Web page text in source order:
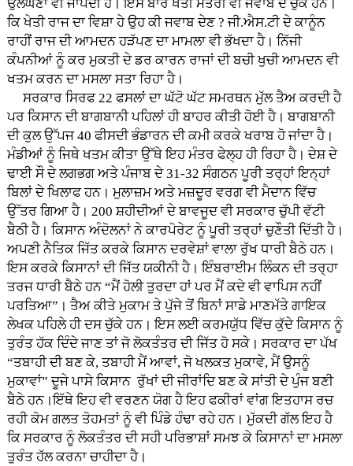
ਉਲੰਘਣਾ ਵੀ ਜਾਪਦੀ ਹੈ। ਇਸ ਬਾਰੇ ਖੇਤੀ ਮੰਤਰੀ ਵੀ ਜਵਾਬ ਦੇ ਚੁੱਕੇ ਹਨ।
ਕਿ ਖੇਤੀ ਰਾਜ ਦਾ ਵਿਸ਼ਾ ਹੇ ਉਹ ਕੀ ਜਵਾਬ ਦੇਣ ? ਜੀ.ਐਸ.ਟੀ ਦੇ ਕਾਨੂੰਨ
ਰਾਹੀਂ ਰਾਜ ਦੀ ਆਮਦਨ ਹੜੱਪਣ ਦਾ ਮਾਮਲਾ ਵੀ ਭੱਖਦਾ ਹੈ। ਨਿੱਜੀ
ਕੰਪਨੀਆਂ ਨੂੰ ਕਰ ਮੁਕਤੀ ਦੇ ਡਰ ਕਾਰਨ ਰਾਜਾਂ ਦੀ ਬਚੀ ਖੁਚੀ ਆਮਦਨ ਵੀ
ਖਤਮ ਕਰਨ ਦਾ ਮਸਲਾ ਸਤਾ ਰਿਹਾ ਹੈ।
ਸਰਕਾਰ ਸਿਰਫ 22 ਫਸਲਾਂ ਦਾ ਘੱਟੋ ਘੱਟ ਸਮਰਥਨ ਮੁੱਲ ਤੈਅ ਕਰਦੀ ਹੈ
ਪਰ ਕਿਸਾਨ ਦੀ ਬਾਗਬਾਨੀ ਪਹਿਲਾਂ ਹੀ ਬਾਹਰ ਕੀਤੀ ਹੋਈ ਹੈ। ਬਾਗਬਾਨੀ
ਦੀ ਕੁਲ ਉੱਪਜ 40 ਫੀਸਦੀ ਭੰਡਾਰਨ ਦੀ ਕਮੀ ਕਰਕੇ ਖਰਾਬ ਹੋ ਜਾਂਦਾ ਹੈ।
ਮੰਡੀਆਂ ਨੂੰ ਜਿਥੇ ਖਤਮ ਕੀਤਾ ਉੱਥੇ ਇਹ ਮੰਤਰ ਫੇਲ੍ਹ ਹੀ ਰਿਹਾ ਹੈ। ਦੇਸ਼ ਦੇ
ਢਾਈ ਸੌ ਦੇ ਲਗਭਗ ਅਤੇ ਪੰਜਾਬ ਦੇ 31-32 ਸੰਗਠਨ ਪੂਰੀ ਤਰ੍ਹਾਂ ਇਨ੍ਹਾਂ
ਬਿਲਾਂ ਦੇ ਖਿਲਾਫ ਹਨ। ਮੁਲਾਜ਼ਮ ਅਤੇ ਮਜ਼ਦੂਰ ਵਰਗ ਵੀ ਮੈਦਾਨ ਵਿੱਚ
ਉੱਤਰ ਗਿਆ ਹੈ। 200 ਸ਼ਹੀਦੀਆਂ ਦੇ ਬਾਵਜੂਦ ਵੀ ਸਰਕਾਰ ਚੁੱਪੀ ਵੱਟੀ
ਬੈਠੀ ਹੈ। ਕਿਸਾਨ ਅੰਦੋਲਨਾਂ ਨੇ ਕਾਰਪੋਰੇਟ ਨੂੰ ਪੂਰੀ ਤਰ੍ਹਾਂ ਚੁਣੌਤੀ ਦਿੱਤੀ ਹੈ।
ਅਪਣੀ ਨੈਤਿਕ ਜਿੱਤ ਕਰਕੇ ਕਿਸਾਨ ਦਰਵੇਸ਼ਾਂ ਵਾਲਾ ਰੁੱਖ ਧਾਰੀ ਬੈਠੇ ਹਨ।
ਇਸ ਕਰਕੇ ਕਿਸਾਨਾਂ ਦੀ ਜਿੱਤ ਯਕੀਨੀ ਹੈ। ਇੰਬਰਾਈਮ ਲਿੰਕਨ ਦੀ ਤਰ੍ਹਾ
ਤਰਜ ਧਾਰੀ ਬੈਠੇ ਹਨ “ਮੈਂ ਹੋਲੀ ਤੁਰਦਾ ਹਾਂ ਪਰ ਮੈਂ ਕਦੇ ਵੀ ਵਾਪਿਸ ਨਹੀਂ
ਪਰਤਿਆ”। ਤੈਅ ਕੀਤੇ ਮੁਕਾਮ ਤੇ ਪੁੱਜੇ ਤੋਂ ਬਿਨਾਂ ਸਾਡੇ ਮਾਣਮੱਤੇ ਗਾਇਕ
ਲੇਖਕ ਪਹਿਲੇ ਹੀ ਦਸ ਚੁੱਕੇ ਹਨ। ਇਸ ਲਈ ਕਰਮਯੁੱਧ ਵਿੱਚ ਕੁੱਦੇ ਕਿਸਾਨ ਨੂੰ
ਤੁਰੰਤ ਹੱਕ ਦਿੰਦੇ ਜਾਣ ਤਾਂ ਜੋ ਲੋਕਤੰਤਰ ਦੀ ਜਿੱਤ ਹੋ ਸਕੇ। ਸਰਕਾਰ ਦਾ ਪੱਖ
“ਤਬਾਹੀ ਦੀ ਬਣ ਕੇ, ਤਬਾਹੀ ਮੈਂ ਆਵਾਂ, ਜੋ ਖਲਕਤ ਮੁਕਾਵੇ, ਮੈਂ ਉਸਨੂੰ
ਮੁਕਾਵਾਂ” ਦੂਜੇ ਪਾਸੇ ਕਿਸਾਨ ਰੁੱਖਾਂ ਦੀ ਜੀਰਾਂਦਿ ਬਣ ਕੇ ਸਾਂਤੀ ਦੇ ਪੁੰਜ ਬਣੀ
ਬੈਠੇ ਹਨ।ਇੱਥੇ ਇਹ ਵੀ ਵਰਣਨ ਯੋਗ ਹੈ ਇਹ ਫਕੀਰਾਂ ਵਾਂਗ ਇਤਹਾਸ ਰਚ
ਰਹੀ ਕੋਮ ਗਲਤ ਤੋਹਮਤਾਂ ਨੂੰ ਵੀ ਪਿੰਡੇ ਹੰਢਾ ਰਹੇ ਹਨ। ਮੁੱਕਦੀ ਗੱਲ ਇਹ ਹੈ
ਕਿ ਸਰਕਾਰ ਨੂੰ ਲੋਕਤੰਤਰ ਦੀ ਸਹੀ ਪਰਿਭਾਸ਼ਾਂ ਸਮਝ ਕੇ ਕਿਸਾਨਾਂ ਦਾ ਮਸਲਾ
ਤੁਰੰਤ ਹੱਲ ਕਰਨਾ ਚਾਹੀਦਾ ਹੈ।